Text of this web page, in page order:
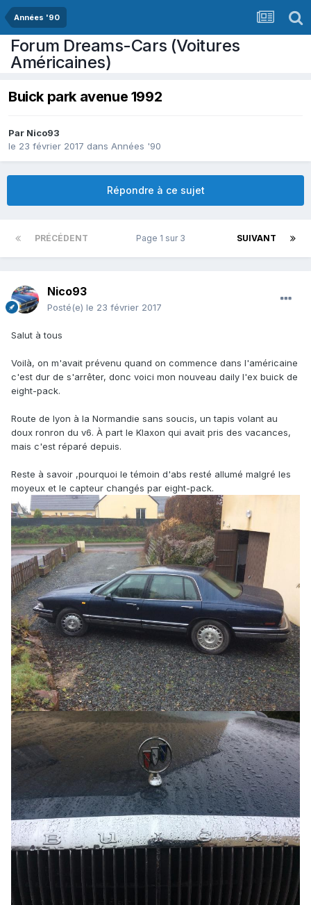
Années '90
Forum Dreams-Cars (Voitures
Américaines)
Buick park avenue 1992
Par Nico93
le 23 février 2017 dans Années '90
Répondre à ce sujet
PRÉCÉDENT SUIVANT
Page 1 sur 3
Nico93
Posté(e) le 23 février 2017
Salut à tous
Voilà, on m'avait prévenu quand on commence dans l'américaine
c'est dur de s'arrêter, donc voici mon nouveau daily l'ex buick de
eight-pack.
Route de lyon à la Normandie sans soucis, un tapis volant au
doux ronron du v6. À part le Klaxon qui avait pris des vacances,
mais c'est réparé depuis.
Reste à savoir ,pourquoi le témoin d'abs resté allumé malgré les
moyeux et le capteur changés par eight-pack.